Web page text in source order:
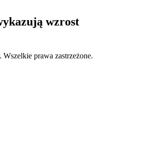
wzrost
prawa zastrzeżone.